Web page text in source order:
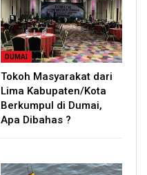
DUMAI
Tokoh Masyarakat dari
Lima Kabupaten/Kota
Berkumpul di Dumai,
Apa Dibahas ?